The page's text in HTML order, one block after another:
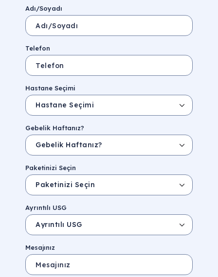
Adı/Soyadı
Telefon
Hastane Seçimi
Gebelik Haftanız?
Paketinizi Seçin
Ayrıntılı USG
Mesajınız